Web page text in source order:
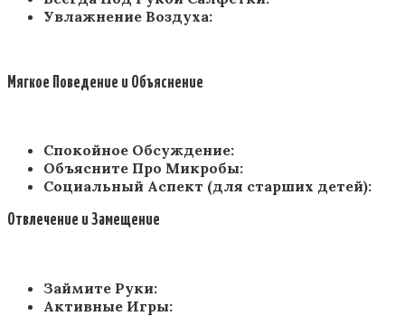
Увлажнение Воздуха:
Мягкое Поведение и Объяснение
Спокойное Обсуждение:
Объясните Про Микробы:
Социальный Аспект (для старших детей):
Отвлечение и Замещение
Займите Руки:
Активные Игры: